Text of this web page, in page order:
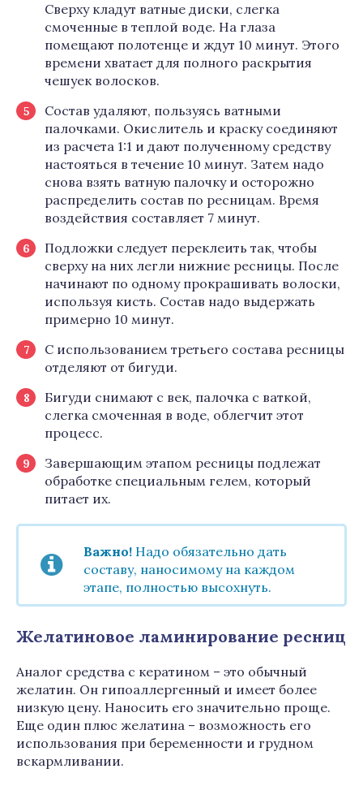
Сверху кладут ватные диски, слегка
смоченные в теплой воде. На глаза
помещают полотенце и ждут 10 минут. Этого
времени хватает для полного раскрытия
чешуек волосков.
Состав удаляют, пользуясь ватными
палочками. Окислитель и краску соединяют
из расчета 1:1 и дают полученному средству
настояться в течение 10 минут. Затем надо
снова взять ватную палочку и осторожно
распределить состав по ресницам. Время
воздействия составляет 7 минут.
Подложки следует переклеить так, чтобы
сверху на них легли нижние ресницы. После
начинают по одному прокрашивать волоски,
используя кисть. Состав надо выдержать
примерно 10 минут.
С использованием третьего состава ресницы
отделяют от бигуди.
Бигуди снимают с век, палочка с ваткой,
слегка смоченная в воде, облегчит этот
процесс.
Завершающим этапом ресницы подлежат
обработке специальным гелем, который
питает их.
Важно! Надо обязательно дать
составу, наносимому на каждом
этапе, полностью высохнуть.
Желатиновое ламинирование ресниц
Аналог средства с кератином – это обычный
желатин. Он гипоаллергенный и имеет более
низкую цену. Наносить его значительно проще.
Еще один плюс желатина – возможность его
использования при беременности и грудном
вскармливании.